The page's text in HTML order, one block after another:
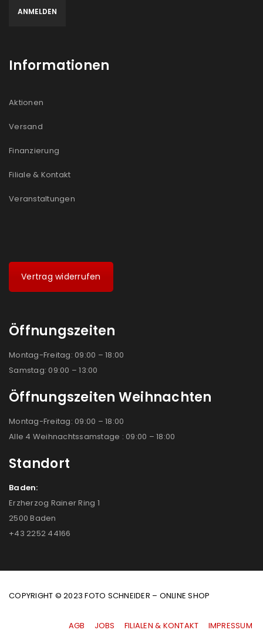
Informationen
Aktionen
Versand
Finanzierung
Filiale & Kontakt
Veranstaltungen
Vertrag widerrufen
Öffnungszeiten
Montag-Freitag: 09:00 – 18:00
Samstag: 09:00 – 13:00
Öffnungszeiten Weihnachten
Montag-Freitag: 09:00 – 18:00
Alle 4 Weihnachtssamstage : 09:00 – 18:00
Standort
Baden:
Erzherzog Rainer Ring 1
2500 Baden
+43 2252 44166
COPYRIGHT © 2023 FOTO SCHNEIDER – ONLINE SHOP
AGB JOBS FILIALEN & KONTAKT IMPRESSUM